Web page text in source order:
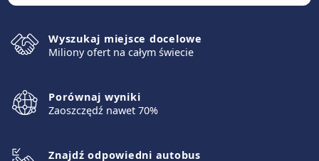
Wyszukaj miejsce docelowe
Miliony ofert na całym świecie
Porównaj wyniki
Zaoszczędź nawet 70%
Znajdź odpowiedni autobus